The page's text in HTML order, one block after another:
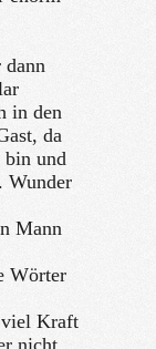
in den
da
bin und
Wunder
Mann
Wörter
viel Kraft